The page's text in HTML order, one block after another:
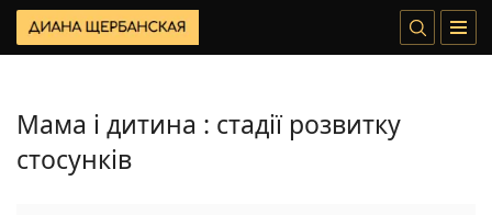
Мама і дитина : стадії розвитку
стосунків